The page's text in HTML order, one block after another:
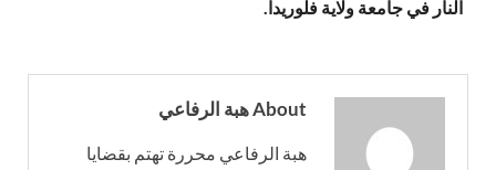
النار في جامعة ولاية فلوريدا.
About هبة الرفاعي
هبة الرفاعي محررة تهتم بقضايا